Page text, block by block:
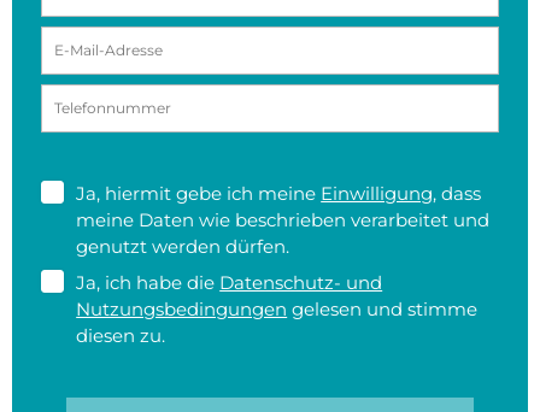
Ja, hiermit gebe ich meine Einwilligung, dass
meine Daten wie beschrieben verarbeitet und
genutzt werden dürfen.
Ja, ich habe die Datenschutz- und
Nutzungsbedingungen gelesen und stimme
diesen zu.